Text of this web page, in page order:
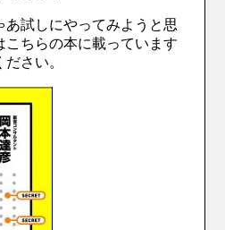
あ試しにやってみようと思
こちらの本に載っています
さい。